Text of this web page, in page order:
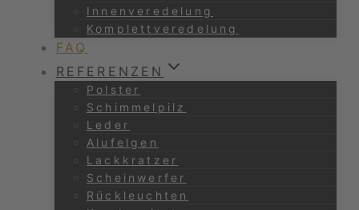
Innenveredelung
Komplettveredelung
FAQ
REFERENZEN
Polster
Schimmelpilz
Leder
Alufelgen
Lackkratzer
Scheinwerfer
Rückleuchten